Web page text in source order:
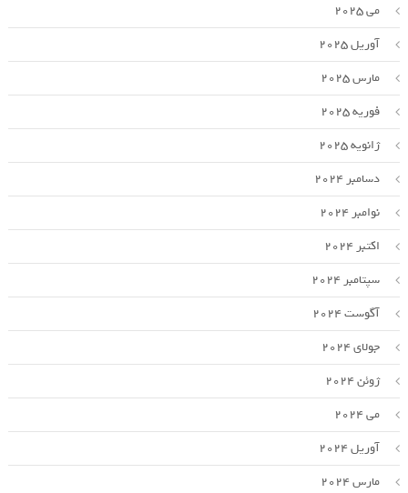
می 2025
آوریل 2025
مارس 2025
فوریه 2025
ژانویه 2025
دسامبر 2024
نوامبر 2024
اکتبر 2024
سپتامبر 2024
آگوست 2024
جولای 2024
ژوئن 2024
می 2024
آوریل 2024
مارس 2024